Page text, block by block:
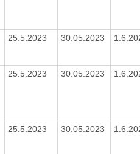
25.5.2023 30.05.2023
25.5.2023 30.05.2023
25.5.2023 30.05.2023